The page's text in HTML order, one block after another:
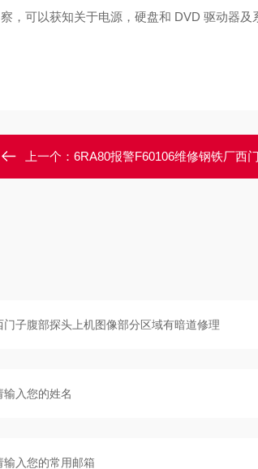
察，可以获知关于电源，硬盘和 DVD 驱动器及
上一个： 6RA80报警F60106维修钢铁厂西门子调速器6RA80报警